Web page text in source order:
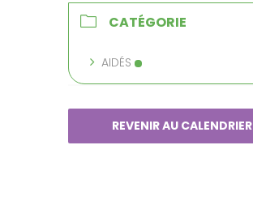
CATÉGORIE
AIDÉS
REVENIR AU CALENDRIER